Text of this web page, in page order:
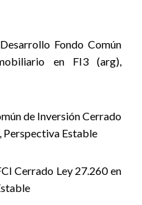
Fondo Común
en FI3 (arg),
de Inversión Cerrado
Estable
Cerrado Ley 27.260 en